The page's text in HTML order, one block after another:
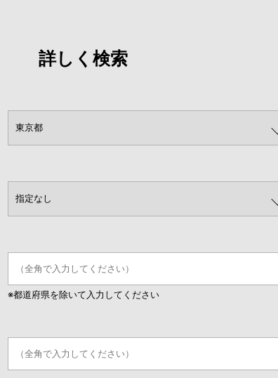
詳しく検索
※都道府県を除いて入力してください